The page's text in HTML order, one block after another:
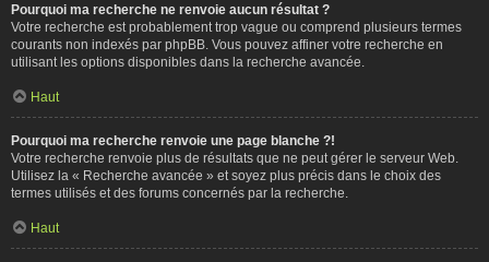
Pourquoi ma recherche ne renvoie aucun résultat ?
Votre recherche est probablement trop vague ou comprend plusieurs termes
courants non indexés par phpBB. Vous pouvez affiner votre recherche en
utilisant les options disponibles dans la recherche avancée.
Haut
Pourquoi ma recherche renvoie une page blanche ?!
Votre recherche renvoie plus de résultats que ne peut gérer le serveur Web.
Utilisez la « Recherche avancée » et soyez plus précis dans le choix des
termes utilisés et des forums concernés par la recherche.
Haut